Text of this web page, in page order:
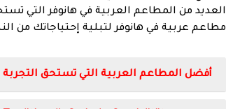
مطاعم عربية في هانوفر لتبلية إحتياجاتك من
أفضل المطاعم العربية التي تستحق التجربة